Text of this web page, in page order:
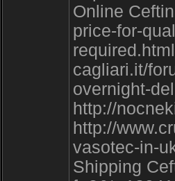
Online
price-for-
cagliari.it/
overnight-
http://
http://
vasotec-in-
Shipping